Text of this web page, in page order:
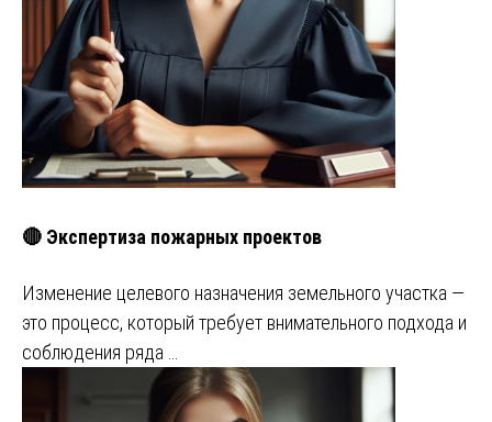
🔴 Экспертиза пожарных проектов
Изменение целевого назначения земельного участка —
это процесс, который требует внимательного подхода и
соблюдения ряда …